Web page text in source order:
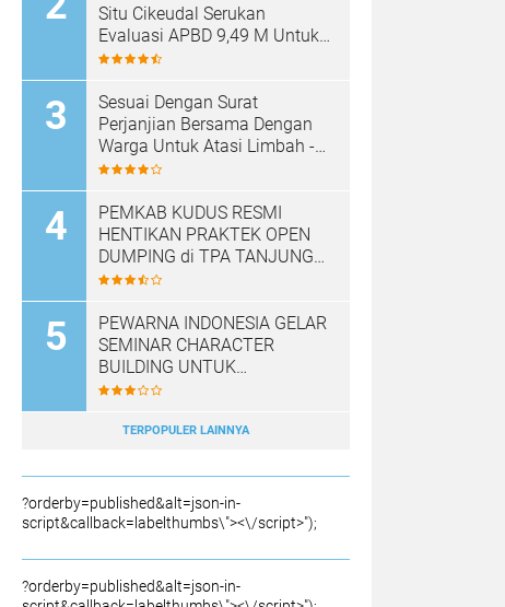
Situ Cikeudal Serukan
Evaluasi APBD 9,49 M Untuk
Skala Prioritaskan Kebutuhan
Sesuai Dengan Surat
Perjanjian Bersama Dengan
Warga Untuk Atasi Limbah -
Pabrik Aci Giat Perbaiki Kobak
PEMKAB KUDUS RESMI
HENTIKAN PRAKTEK OPEN
DUMPING di TPA TANJUNG
REJO, KEC.JEKULO
SISTEM PENGELOLAAN
SAMPAH BARU
PEWARNA INDONESIA GELAR
SEMINAR CHARACTER
BUILDING UNTUK
MEMBANGUN JURNALIS
DAN BERDAMPAK*
TERPOPULER LAINNYA
?orderby=published&alt=json-in-
script&callback=labelthumbs\"><\/script>");
?orderby=published&alt=json-in-